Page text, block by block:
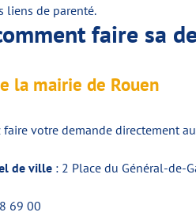
liens de parenté.
faire sa
la mairie de Rouen
faire votre demande directement
de ville : 2 Place du Général-de-
69 00